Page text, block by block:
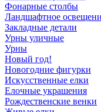
Фонарные столбы
Ландшафтное
Закладные детали
Урны уличные
Урны
Новый год!
Новогодние фигурки
Искусственные елки
Елочные украшения
Рождественские венки